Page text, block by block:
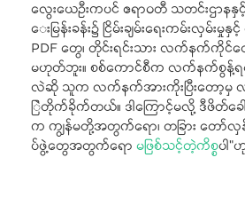
လွေးယေဦးကပင် ဧရာဝတီ သတင်းဌာ
ေးမြန်းခန်း၌ ငြိမ်းချမ်းရေးကမ်းလှမ်
PDF တွေ၊ တိုင်းရင်းသား လက်နက်ကို
မဟုတ်ဘူး။ စစ်ကောင်စီက လက်နက်စွန့်ရ
လဲဆို သူက လက်နက်အားကိုးပြီးတော့မှ
ြဲတိုက်ခိုက်တယ်။ ဒါကြောင့်မလို့ ဒီဖိတ်ခေါ်
က ကျွန်မတို့အတွက်ရော၊ တခြား တေ
ပ်ဖွဲ့တွေအတွက်ရော မဖြစ်သင့်တဲ့ကိစ္စပါ